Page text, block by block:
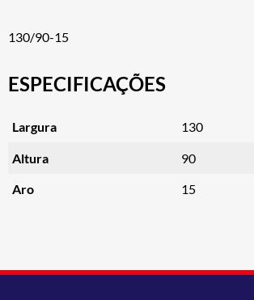
130/90-15
ESPECIFICAÇÕES
Largura 130
Altura 90
Aro 15